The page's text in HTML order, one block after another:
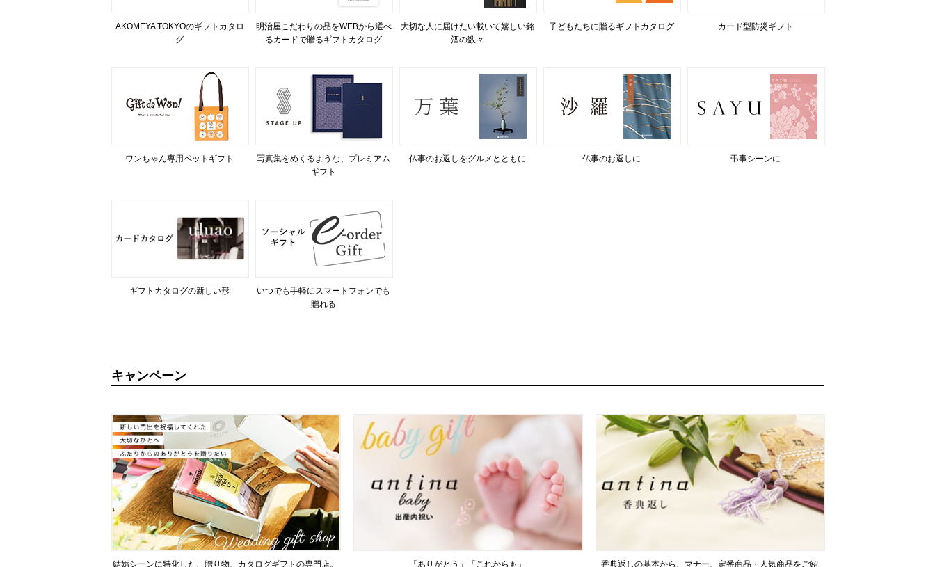
AKOMEYA TOKYOのギフトカタロ
グ
明治屋こだわりの品をWEBから選べ
るカードで贈るギフトカタログ
大切な人に届けたい載いて嬉しい銘
酒の数々
子どもたちに贈るギフトカタログ カード型防災ギフト
ワンちゃん専用ペットギフト
写真集をめくるような、プレミアム
ギフト
仏事のお返しをグルメとともに 仏事のお返しに 弔事シーンに
ギフトカタログの新しい形
いつでも手軽にスマートフォンでも
贈れる
キャンペーン
結婚シーンに特化した、贈り物、カタログギフトの専門店。 「ありがとう」「これからも」 香典返しの基本から、マナー、定番商品・人気商品をご紹